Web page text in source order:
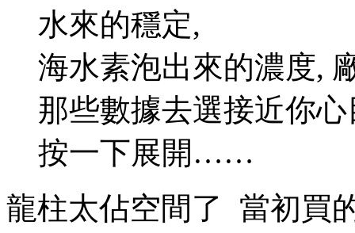
水來的穩定,
海水素泡出來的濃度,
那些數據去選接近你
按一下展開……
龍柱太佔空間了
當初買